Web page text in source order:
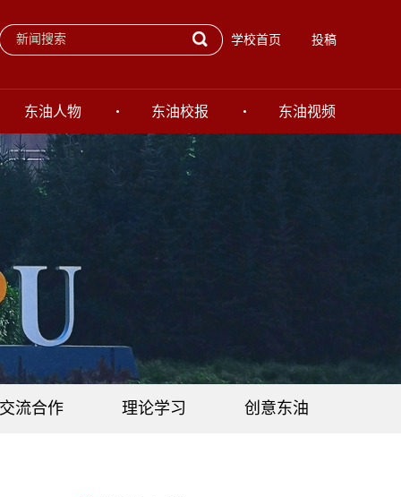
学校首页 投稿
东油人物 东油校报 东油视频
交流合作 理论学习 创意东油